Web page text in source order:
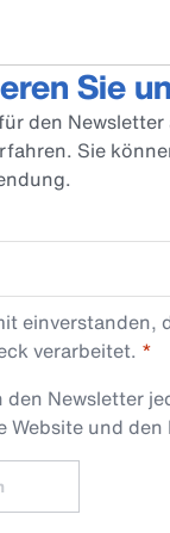
Sie
den
Sie
einverstanden,
verarbeitet.
den Newsletter
Website und